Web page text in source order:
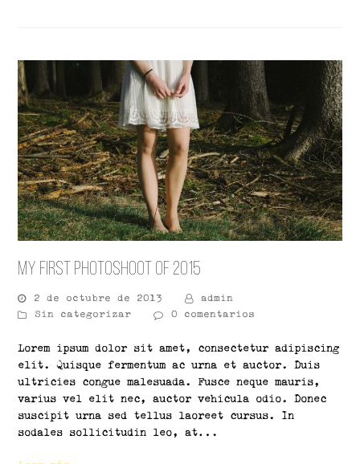
My First Photoshoot of 2015
2 de octubre de 2013
admin
Sin categorizar
0 comentarios
Lorem ipsum dolor sit amet, consectetur adipiscing
elit. Quisque fermentum ac urna et auctor. Duis
ultricies congue malesuada. Fusce neque mauris,
varius vel elit nec, auctor vehicula odio. Donec
suscipit urna sed tellus laoreet cursus. In
sodales sollicitudin leo, at…